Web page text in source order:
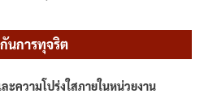
นการทุจริต
ะความโปร่งใสภายในหน่วยงาน